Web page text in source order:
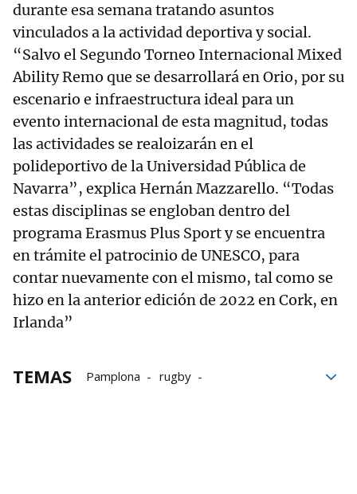
durante esa semana tratando asuntos
vinculados a la actividad deportiva y social.
“Salvo el Segundo Torneo Internacional Mixed
Ability Remo que se desarrollará en Orio, por su
escenario e infraestructura ideal para un
evento internacional de esta magnitud, todas
las actividades se realoizarán en el
polideportivo de la Universidad Pública de
Navarra”, explica Hernán Mazzarello. “Todas
estas disciplinas se engloban dentro del
programa Erasmus Plus Sport y se encuentra
en trámite el patrocinio de UNESCO, para
contar nuevamente con el mismo, tal como se
hizo en la anterior edición de 2022 en Cork, en
Irlanda”
TEMAS Pamplona
rugby